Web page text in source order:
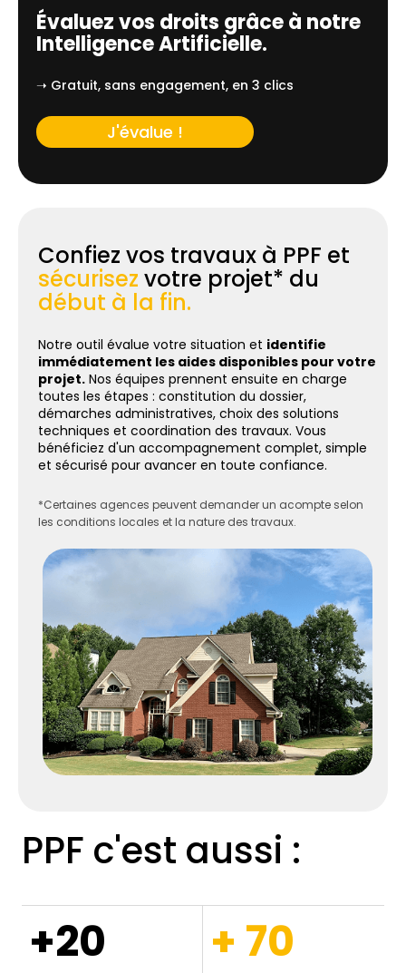
Évaluez vos droits grâce à notre
Intelligence Artificielle.
➝ Gratuit, sans engagement, en 3 clics
J'évalue !
Confiez vos travaux à PPF et
sécurisez votre projet* du
début à la fin.
Notre outil évalue votre situation et identifie
immédiatement les aides disponibles pour votre
projet. Nos équipes prennent ensuite en charge
toutes les étapes : constitution du dossier,
démarches administratives, choix des solutions
techniques et coordination des travaux. Vous
bénéficiez d'un accompagnement complet, simple
et sécurisé pour avancer en toute confiance.
*Certaines agences peuvent demander un acompte selon
les conditions locales et la nature des travaux.
PPF c'est aussi :
+20 + 70